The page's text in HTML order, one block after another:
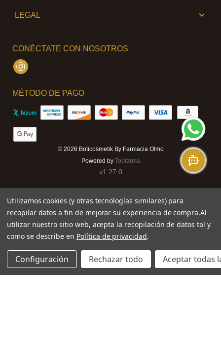
LEGAL
CONÉCTATE CON NOSOTROS
Instagram
MÉTODO DE PAGO
© 2026 Boticosmetik By Farmacia Olmo
Powered by Topfarma
v1.27.0
Utilizamos cookies (y otras tecnologías similares) para
recopilar datos a fin de mejorar su experiencia de compra.Al
utilizar nuestro sitio web, acepta la recopilación de datos tal y
como se describe en Política de privacidad.
Configuración Rechazar todo Aceptar todas